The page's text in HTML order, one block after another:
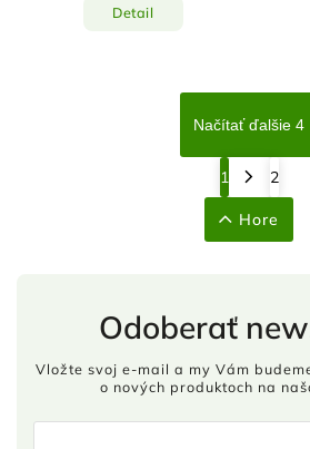
Detail
Načítať ďalšie 4
1 2
Hore
Odoberať
Vložte svoj e-mail a my Vám
o nových produktoch na